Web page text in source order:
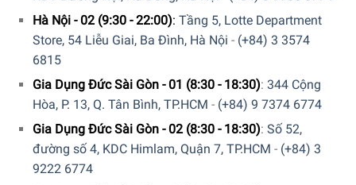
Bộ sản phẩm bao gồm thanh treo khăn, móc áo choàng,
hộpchứakhăn giấy và vòng quấn khăn
Chốt giấu
Lắp ráp an toàn
Hà Nội - 02 (9:30 - 22:00): Tầng 5, Lotte Department
Store, 54 Liễu Giai, Ba Đình, Hà Nội - (+84) 3 3574
6815
Gia Dụng Đức Sài Gòn - 01 (8:30 - 18:30): 344 Cộng
Hòa, P. 13, Q. Tân Bình, TP.HCM - (+84) 9 7374 6774
Gia Dụng Đức Sài Gòn - 02 (8:30 - 18:30): Số 52,
đường số 4, KDC Himlam, Quận 7, TP.HCM - (+84) 3
9222 6774